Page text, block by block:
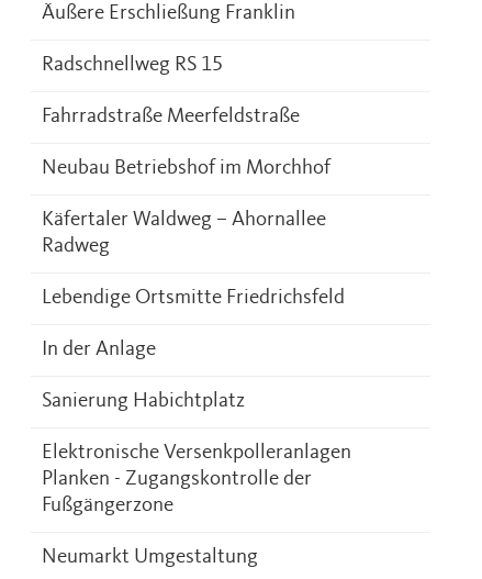
Äußere Erschließung Franklin
Radschnellweg RS 15
Fahrradstraße Meerfeldstraße
Neubau Betriebshof im Morchhof
Käfertaler Waldweg – Ahornallee
Radweg
Lebendige Ortsmitte Friedrichsfeld
In der Anlage
Sanierung Habichtplatz
Elektronische Versenkpolleranlagen
Planken - Zugangskontrolle der
Fußgängerzone
Neumarkt Umgestaltung